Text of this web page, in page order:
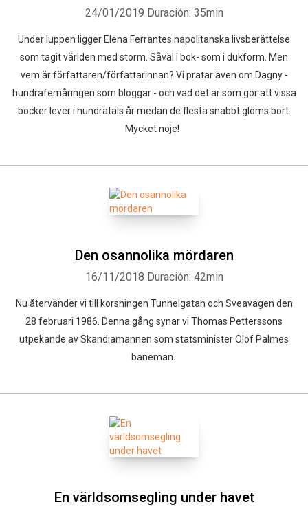
24/01/2019 Duración: 35min
Under luppen ligger Elena Ferrantes napolitanska livsberättelse
som tagit världen med storm. Såväl i bok- som i dukform. Men
vem är författaren/författarinnan? Vi pratar även om Dagny -
hundrafemåringen som bloggar - och vad det är som gör att vissa
böcker lever i hundratals år medan de flesta snabbt glöms bort.
Mycket nöje!
Den osannolika mördaren
16/11/2018 Duración: 42min
Nu återvänder vi till korsningen Tunnelgatan och Sveavägen den
28 februari 1986. Denna gång synar vi Thomas Petterssons
utpekande av Skandiamannen som statsminister Olof Palmes
baneman.
En världsomsegling under havet